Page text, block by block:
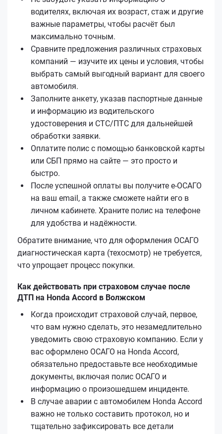
водителях, включая их возраст, стаж и другие
важные параметры, чтобы расчёт был
максимально точным.
Сравните предложения различных страховых
компаний — изучите их цены и условия, чтобы
выбрать самый выгодный вариант для своего
автомобиля.
Заполните анкету, указав паспортные данные
и информацию из водительского
удостоверения и СТС/ПТС для дальнейшей
обработки заявки.
Оплатите полис с помощью банковской карты
или СБП прямо на сайте — это просто и
быстро.
После успешной оплаты вы получите е-ОСАГО
на ваш email, а также сможете найти его в
личном кабинете. Храните полис на телефоне
для удобства и надёжности.
Обратите внимание, что для оформления ОСАГО
диагностическая карта (техосмотр) не требуется,
что упрощает процесс покупки.
Как действовать при страховом случае после
ДТП на Honda Accord в Волжском
Когда происходит страховой случай, первое,
что вам нужно сделать, это незамедлительно
уведомить свою страховую компанию. Если у
вас оформлено ОСАГО на Honda Accord,
обязательно предоставьте все необходимые
документы, включая полис ОСАГО и
информацию о произошедшем инциденте.
В случае аварии с автомобилем Honda Accord
важно не только составить протокол, но и
тщательно зафиксировать все детали